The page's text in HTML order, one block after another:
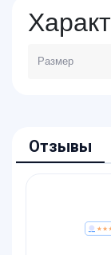
Размер
Отзывы